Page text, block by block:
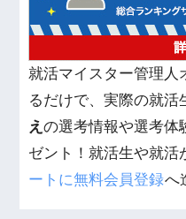
就活マイスター管理人
るだけで、実際の就活
えの選考情報や選考体
ゼント！就活生や就活
ートに無料会員登録へ